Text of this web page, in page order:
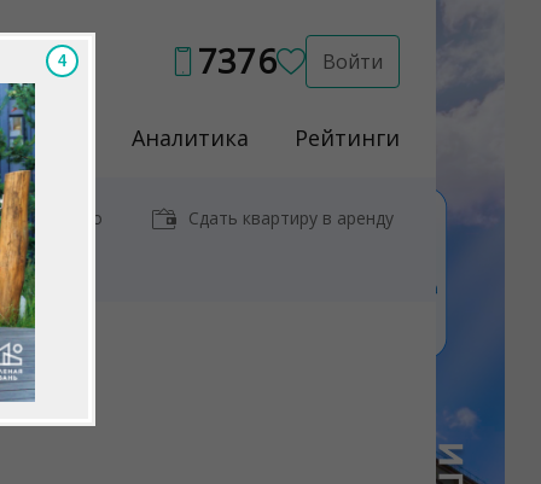
7376 Войти
Услуги Аналитика Рейтинги
у метро Сдать квартиру в аренду
3